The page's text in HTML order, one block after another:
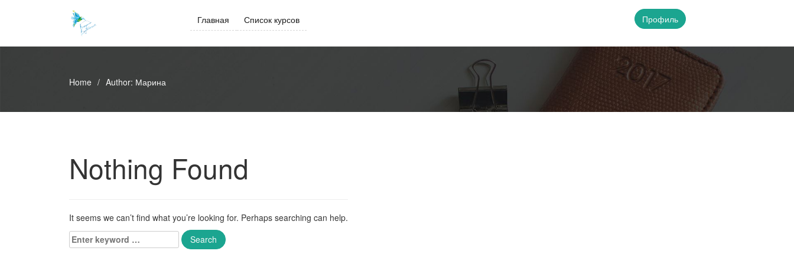
Главная Список курсов Профиль
Home / Author: Марина
Nothing Found
It seems we can’t find what you’re looking for. Perhaps searching can help.
Enter
keyword